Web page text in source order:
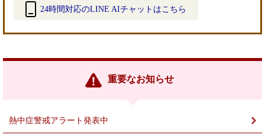
24時間対応のLINE AIチャットはこちら
リ
重要なお知らせ
熱中症警戒アラート発表中